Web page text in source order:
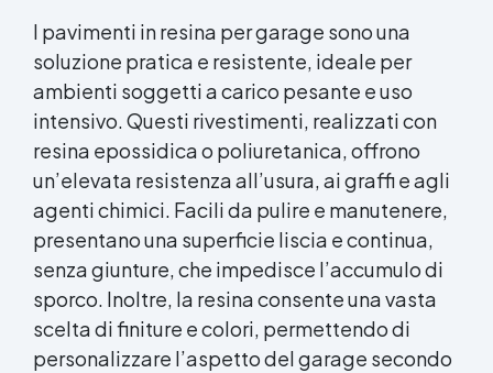
I pavimenti in resina per garage sono una
soluzione pratica e resistente, ideale per
ambienti soggetti a carico pesante e uso
intensivo. Questi rivestimenti, realizzati con
resina epossidica o poliuretanica, offrono
un’elevata resistenza all’usura, ai graffi e agli
agenti chimici. Facili da pulire e manutenere,
presentano una superficie liscia e continua,
senza giunture, che impedisce l’accumulo di
sporco. Inoltre, la resina consente una vasta
scelta di finiture e colori, permettendo di
personalizzare l’aspetto del garage secondo